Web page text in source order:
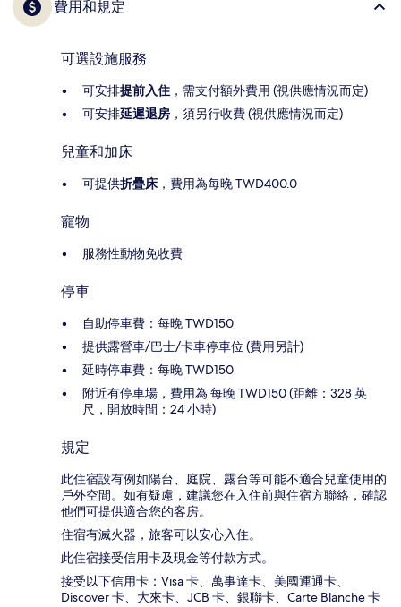
費用和規定
可選設施服務
可安排提前入住 ，需支付額外費用 (視供應情況而定)
可安排延遲退房 ，須另行收費 (視供應情況而定)
兒童和加床
可提供折疊床 ，費用為每晚 TWD400.0
寵物
服務性動物免收費
停車
自助停車費：每晚 TWD150
提供露營車/巴士/卡車停車位 (費用另計)
延時停車費：每晚 TWD150
附近有停車場，費用為 每晚 TWD150 (距離：328 英
尺，開放時間：24 小時)
規定
此住宿設有例如陽台、庭院、露台等可能不適合兒童使用的
戶外空間。如有疑慮，建議您在入住前與住宿方聯絡，確認
他們可提供適合您的客房。
住宿有滅火器，旅客可以安心入住。
此住宿接受信用卡及現金等付款方式。
接受以下信用卡：Visa 卡、萬事達卡、美國運通卡、
Discover 卡、大來卡、JCB 卡、銀聯卡、Carte Blanche 卡